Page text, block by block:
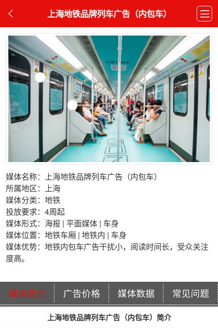
上海地铁品牌列车广告（内包车）
媒体名称：上海地铁品牌列车广告（内包车）
所属地区：上海
媒体分类：地铁
投放要求：4周起
媒体形式：海报 | 平面媒体 | 车身
媒体位置：地铁车厢 | 地铁内 | 车身
媒体优势：地铁内包车广告干扰小，阅读时间长，受众关注
度高。
媒体简介 广告价格 媒体数据 常见问题
上海地铁品牌列车广告（内包车）简介